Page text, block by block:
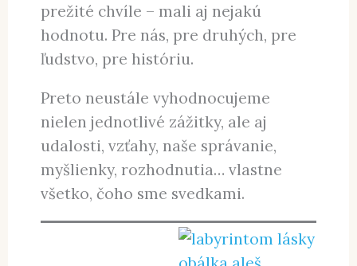
prežité chvíle – mali aj nejakú
hodnotu. Pre nás, pre druhých, pre
ľudstvo, pre históriu.
Preto neustále vyhodnocujeme
nielen jednotlivé zážitky, ale aj
udalosti, vzťahy, naše správanie,
myšlienky, rozhodnutia… vlastne
všetko, čoho sme svedkami.